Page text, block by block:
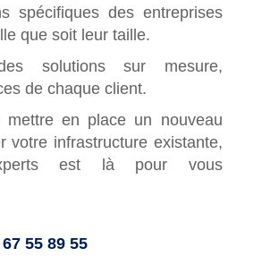
spécifiques des entreprises
que soit leur taille.
solutions sur mesure,
de chaque client.
mettre en place un nouveau
votre infrastructure existante,
est là pour vous
55 89 55